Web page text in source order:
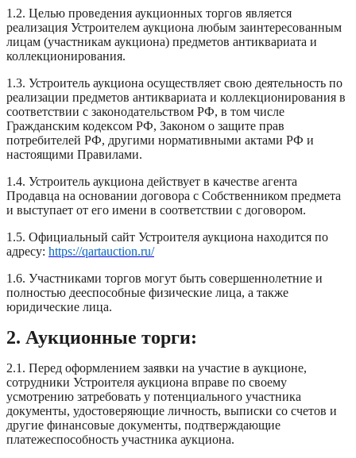
1.2. Целью проведения аукционных торгов является
реализация Устроителем аукциона любым заинтересованным
лицам (участникам аукциона) предметов антиквариата и
коллекционирования.
1.3. Устроитель аукциона осуществляет свою деятельность по
реализации предметов антиквариата и коллекционирования в
соответствии с законодательством РФ, в том числе
Гражданским кодексом РФ, Законом о защите прав
потребителей РФ, другими нормативными актами РФ и
настоящими Правилами.
1.4. Устроитель аукциона действует в качестве агента
Продавца на основании договора с Собственником предмета
и выступает от его имени в соответствии с договором.
1.5. Официальный сайт Устроителя аукциона находится по
адресу: https://qartauction.ru/
1.6. Участниками торгов могут быть совершеннолетние и
полностью дееспособные физические лица, а также
юридические лица.
2. Аукционные торги:
2.1. Перед оформлением заявки на участие в аукционе,
сотрудники Устроителя аукциона вправе по своему
усмотрению затребовать у потенциального участника
документы, удостоверяющие личность, выписки со счетов и
другие финансовые документы, подтверждающие
платежеспособность участника аукциона.